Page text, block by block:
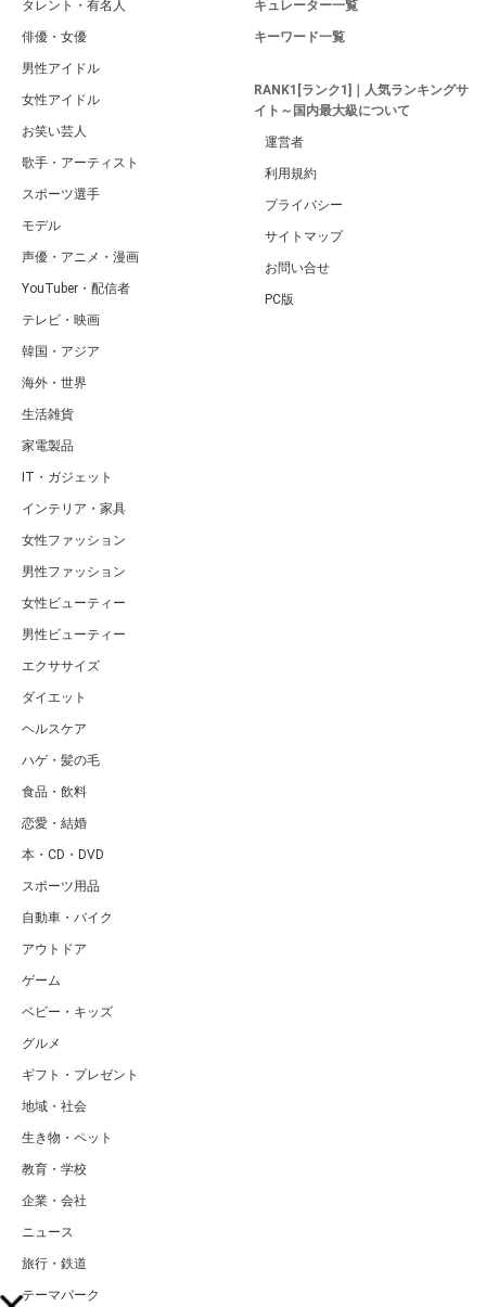
タレント・有名人
俳優・女優
男性アイドル
女性アイドル
お笑い芸人
歌手・アーティスト
スポーツ選手
モデル
声優・アニメ・漫画
YouTuber・配信者
テレビ・映画
韓国・アジア
海外・世界
生活雑貨
家電製品
IT・ガジェット
インテリア・家具
女性ファッション
男性ファッション
女性ビューティー
男性ビューティー
エクササイズ
ダイエット
ヘルスケア
ハゲ・髪の毛
食品・飲料
恋愛・結婚
本・CD・DVD
スポーツ用品
自動車・バイク
アウトドア
ゲーム
ベビー・キッズ
グルメ
ギフト・プレゼント
地域・社会
生き物・ペット
教育・学校
企業・会社
ニュース
旅行・鉄道
テーマパーク
キュレーター一覧
キーワード一覧
RANK1[ランク1]｜人気ランキングサ
イト～国内最大級について
運営者
利用規約
プライバシー
サイトマップ
お問い合せ
PC版